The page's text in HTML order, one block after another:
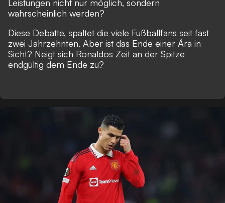
Leistungen nicht nur möglich, sondern
wahrscheinlich werden?
Diese Debatte, spaltet die viele Fußballfans seit fast
zwei Jahrzehnten. Aber ist das Ende einer Ära in
Sicht? Neigt sich Ronaldos Zeit an der Spitze
endgültig dem Ende zu?